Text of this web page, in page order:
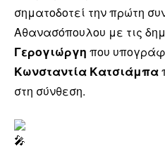
σηματοδοτεί την πρώτη
Αθανασόπουλου με τις
Γερογιώργη που
Κωνσταντία Κατσιάμπα
στη σύνθεση.